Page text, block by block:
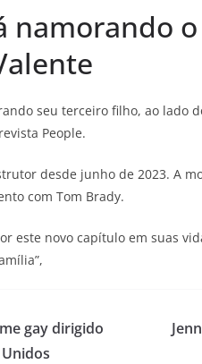
namorando
seu terceiro filho, ao lado
People.
desde junho de 2023. A
com Tom Brady.
este novo capítulo em suas
gay dirigido